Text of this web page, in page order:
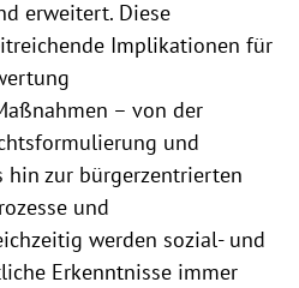
erweitert. Diese
Implikationen für
– von der
und
zur bürgerzentrierten
und
werden sozial- und
Erkenntnisse immer